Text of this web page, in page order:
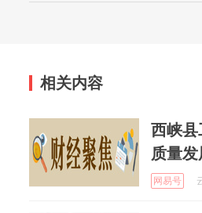
相关内容
西峡县
质量发
网易号